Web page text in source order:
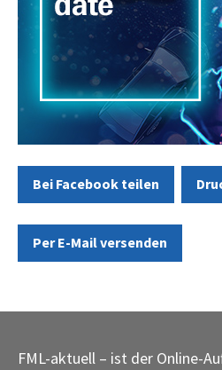
Bei Facebook teilen
Per E-Mail versenden
FML-aktuell – ist der Online-